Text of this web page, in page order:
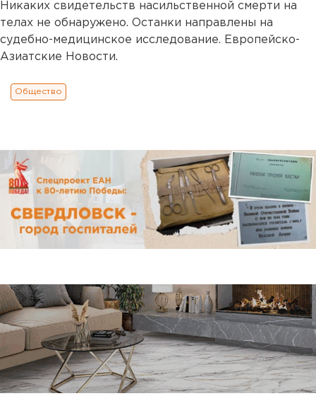
Никаких свидетельств насильственной смерти на
телах не обнаружено. Останки направлены на
судебно-медицинское исследование. Европейско-
Азиатские Новости.
Общество